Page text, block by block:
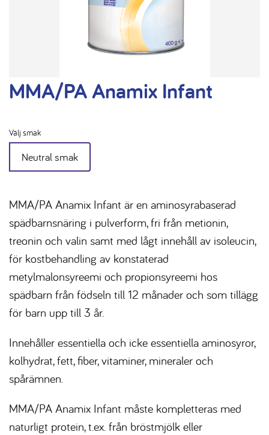
MMA/PA Anamix Infant
Välj smak
Neutral smak
MMA/PA Anamix Infant är en aminosyrabaserad
spädbarnsnäring i pulverform, fri från metionin,
treonin och valin samt med lågt innehåll av isoleucin,
för kostbehandling av konstaterad
metylmalonsyreemi och propionsyreemi hos
spädbarn från födseln till 12 månader och som tillägg
för barn upp till 3 år.
Innehåller essentiella och icke essentiella aminosyror,
kolhydrat, fett, fiber, vitaminer, mineraler och
spårämnen.
MMA/PA Anamix Infant måste kompletteras med
naturligt protein, t.ex. från bröstmjölk eller